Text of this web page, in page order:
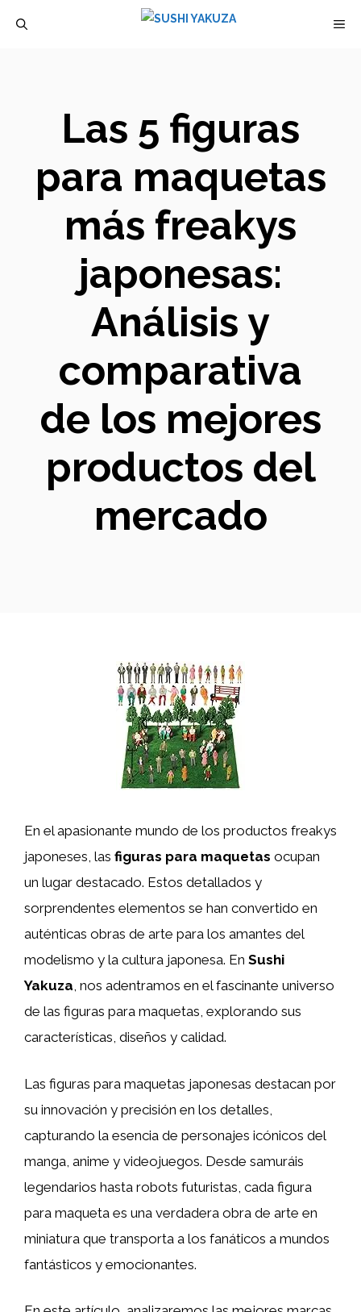
Las 5 figuras
para maquetas
más freakys
japonesas:
Análisis y
comparativa
de los mejores
productos del
mercado
En el apasionante mundo de los productos freakys
japoneses, las figuras para maquetas ocupan
un lugar destacado. Estos detallados y
sorprendentes elementos se han convertido en
auténticas obras de arte para los amantes del
modelismo y la cultura japonesa. En Sushi
Yakuza, nos adentramos en el fascinante universo
de las figuras para maquetas, explorando sus
características, diseños y calidad.
Las figuras para maquetas japonesas destacan por
su innovación y precisión en los detalles,
capturando la esencia de personajes icónicos del
manga, anime y videojuegos. Desde samuráis
legendarios hasta robots futuristas, cada figura
para maqueta es una verdadera obra de arte en
miniatura que transporta a los fanáticos a mundos
fantásticos y emocionantes.